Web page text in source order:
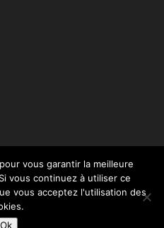
vous garantir la meilleure
vous continuez à utiliser ce
vous acceptez l'utilisation des
Ok